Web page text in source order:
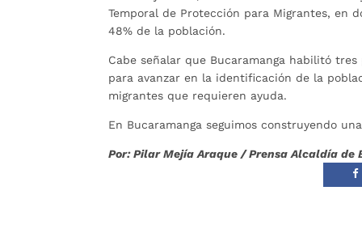
Temporal de Protección para Migrantes, en
48% de la población.
Cabe señalar que Bucaramanga habilitó
para avanzar en la identificación de la
migrantes que requieren ayuda.
En Bucaramanga seguimos construyendo
Por: Pilar Mejía Araque / Prensa Alcaldía de